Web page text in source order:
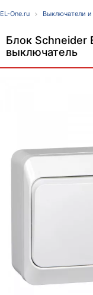
EL-One.ru Выключатели и
Блок Schneider
выключатель